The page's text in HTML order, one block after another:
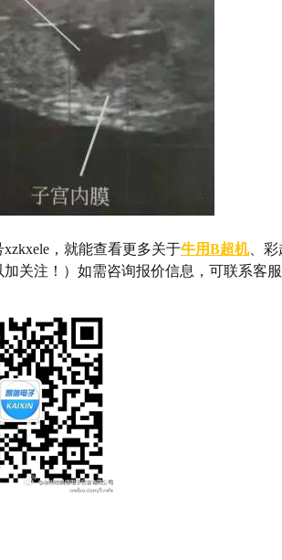
，就能查看更多关于牛用B超机、彩
关注！）如需咨询报价信息，可联系客